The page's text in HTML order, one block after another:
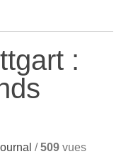
:
/509 vues